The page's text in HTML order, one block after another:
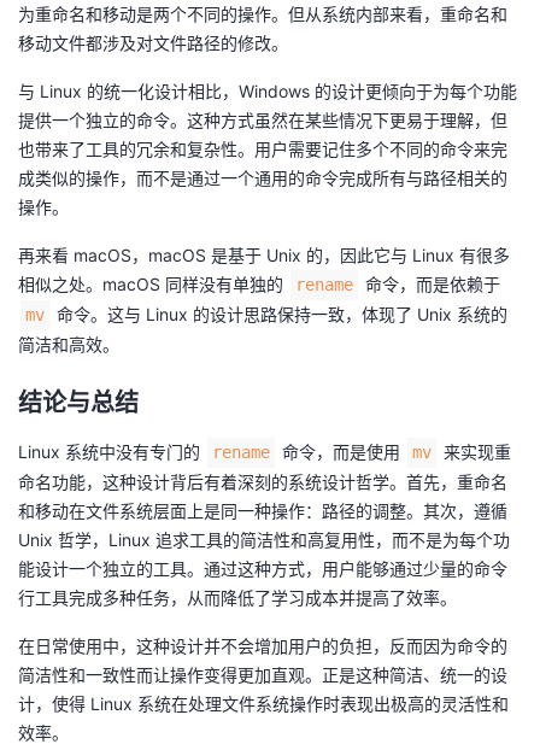
为重命名和移动是两个不同的操作。但从系统内部来看，重命名和
移动文件都涉及对文件路径的修改。
与 Linux 的统一化设计相比，Windows 的设计更倾向于为每个功能
提供一个独立的命令。这种方式虽然在某些情况下更易于理解，但
也带来了工具的冗余和复杂性。用户需要记住多个不同的命令来完
成类似的操作，而不是通过一个通用的命令完成所有与路径相关的
操作。
再来看 macOS，macOS 是基于 Unix 的，因此它与 Linux 有很多
相似之处。macOS 同样没有单独的
rename 命令，而是依赖于
mv
命令。这与 Linux 的设计思路保持一致，体现了 Unix 系统的
简洁和高效。
结论与总结
Linux 系统中没有专门的 rename 命令，而是使用 mv
来实现重
命名功能，这种设计背后有着深刻的系统设计哲学。首先，重命名
和移动在文件系统层面上是同一种操作：路径的调整。其次，遵循
Unix 哲学，Linux 追求工具的简洁性和高复用性，而不是为每个功
能设计一个独立的工具。通过这种方式，用户能够通过少量的命令
行工具完成多种任务，从而降低了学习成本并提高了效率。
在日常使用中，这种设计并不会增加用户的负担，反而因为命令的
简洁性和一致性而让操作变得更加直观。正是这种简洁、统一的设
计，使得 Linux 系统在处理文件系统操作时表现出极高的灵活性和
效率。